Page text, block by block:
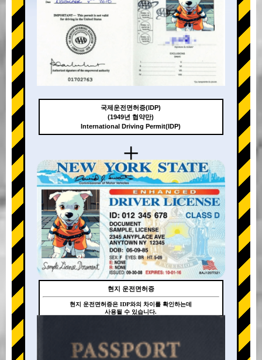
+
+
국제운전면허증(IDP)
(1949년 협약만)
International Driving Permit(IDP)
현지 운전면허증
현지 운전면허증은 IDP와의 차이를 확인하는데
사용될 수 있습니다.